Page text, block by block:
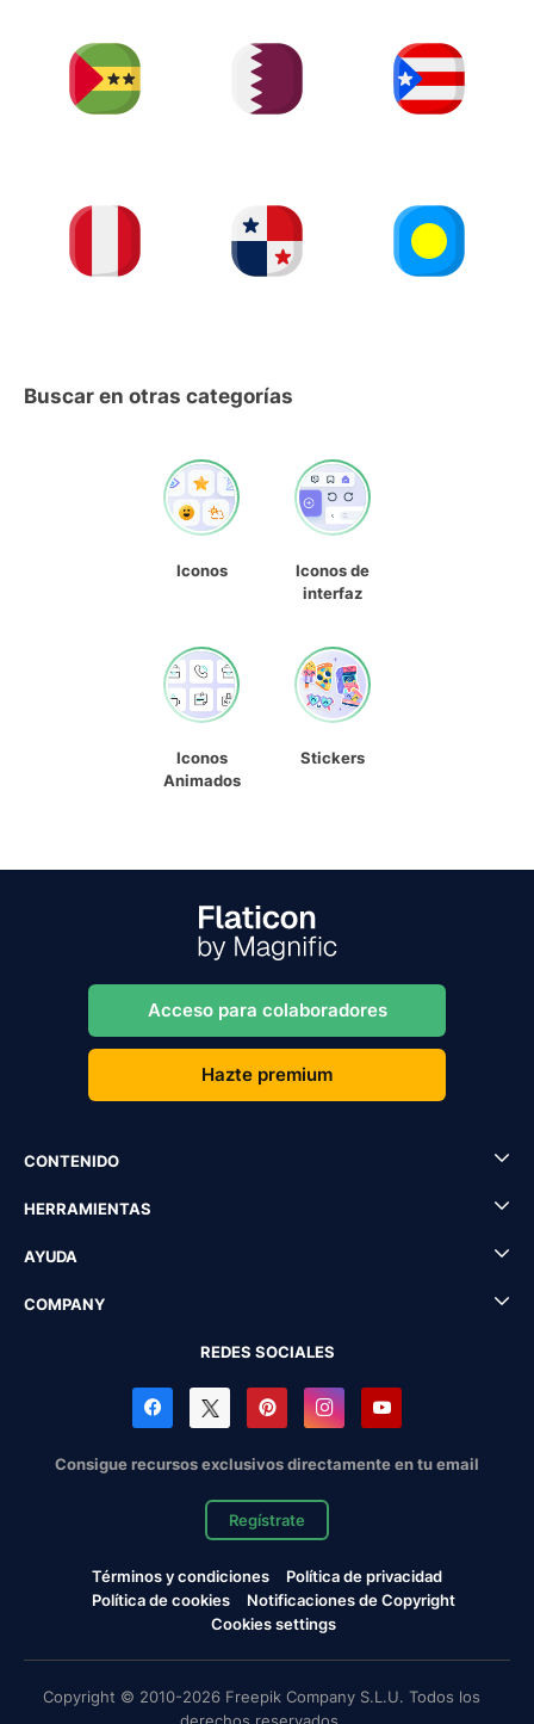
Buscar en otras categorías
Iconos
Iconos de
interfaz
Iconos
Animados
Stickers
Acceso para colaboradores
Hazte premium
CONTENIDO
HERRAMIENTAS
AYUDA
COMPANY
REDES SOCIALES
Consigue recursos exclusivos directamente en tu email
Regístrate
Términos y condiciones
Política de privacidad
Política de cookies
Notificaciones de Copyright
Cookies settings
Copyright © 2010-2026 Freepik Company S.L.U. Todos los